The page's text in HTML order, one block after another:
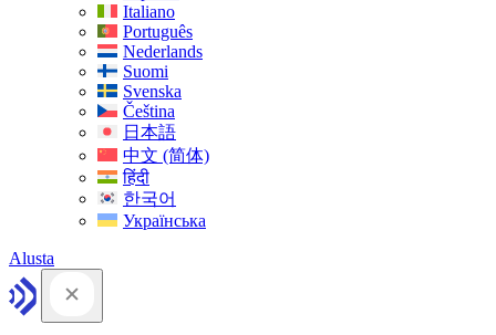
Italiano
Português
Nederlands
Suomi
Svenska
Čeština
日本語
中文 (简体)
हिंदी
한국어
Українська
Alusta